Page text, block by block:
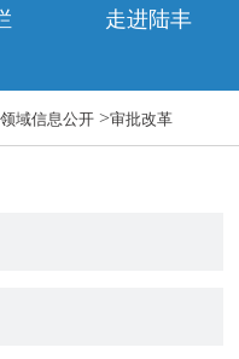
走进陆丰
域信息公开>审批改革